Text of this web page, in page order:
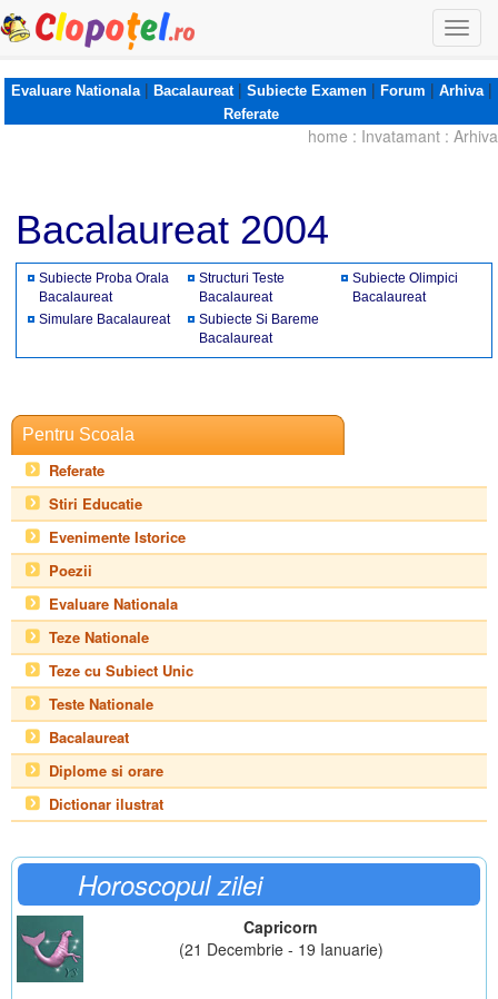
Pentru Scoala
Referate
Stiri Educatie
Evenimente Istorice
Poezii
Evaluare Nationala
Teze Nationale
Teze cu Subiect Unic
Teste Nationale
Bacalaureat
Diplome si orare
Dictionar ilustrat
Horoscopul zilei
Capricorn
(21 Decembrie - 19 Ianuarie)
Evaluare Nationala| Bacalaureat| Subiecte Examen| Forum | Arhiva|
Referate
home : Invatamant : Arhiva
Bacalaureat 2004
Subiecte Proba Orala
Bacalaureat
Simulare Bacalaureat
Structuri Teste
Bacalaureat
Subiecte Si Bareme
Bacalaureat
Subiecte Olimpici
Bacalaureat